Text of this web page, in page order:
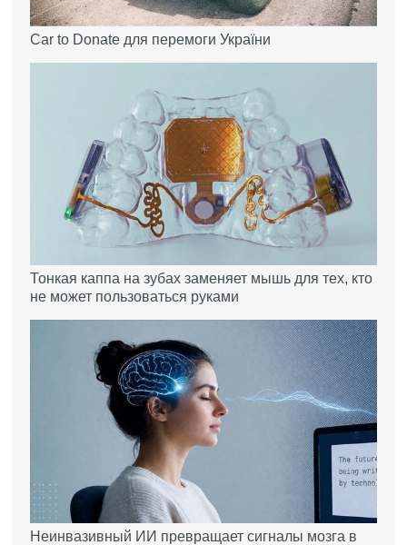
Car to Donate для перемоги України
Тонкая каппа на зубах заменяет мышь для тех, кто
не может пользоваться руками
Неинвазивный ИИ превращает сигналы мозга в